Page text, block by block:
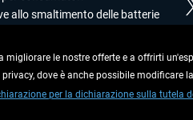
allo smaltimento delle batterie
le nostre offerte e a offrirti
dove è anche possibile modificare
per la dichiarazione sulla tutela